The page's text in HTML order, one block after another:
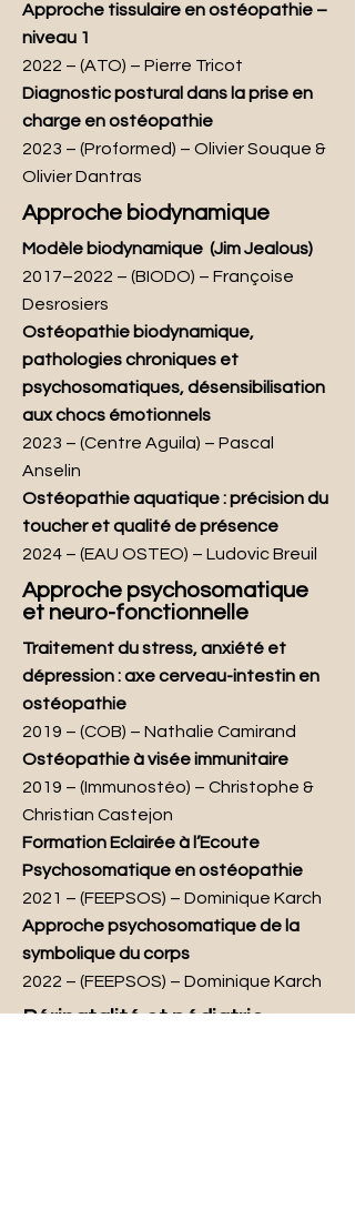
Approche tissulaire en ostéopathie –
niveau 1
2022 – (ATO) – Pierre Tricot
Diagnostic postural dans la prise en
charge en ostéopathie
2023 – (Proformed) – Olivier Souque &
Olivier Dantras
Approche biodynamique
Modèle biodynamique (Jim Jealous)
2017–2022 – (BIODO) – Françoise
Desrosiers
Ostéopathie biodynamique,
pathologies chroniques et
psychosomatiques, désensibilisation
aux chocs émotionnels
2023 – (Centre Aguila) – Pascal
Anselin
Ostéopathie aquatique : précision du
toucher et qualité de présence
2024 – (EAU OSTEO) – Ludovic Breuil
Approche psychosomatique
et neuro-fonctionnelle
Traitement du stress, anxiété et
dépression : axe cerveau-intestin en
ostéopathie
2019 – (COB) – Nathalie Camirand
Ostéopathie à visée immunitaire
2019 – (Immunostéo) – Christophe &
Christian Castejon
Formation Eclairée à l’Ecoute
Psychosomatique en ostéopathie
2021 – (FEEPSOS) – Dominique Karch
Approche psychosomatique de la
symbolique du corps
2022 – (FEEPSOS) – Dominique Karch
Périnatalité et pédiatrie